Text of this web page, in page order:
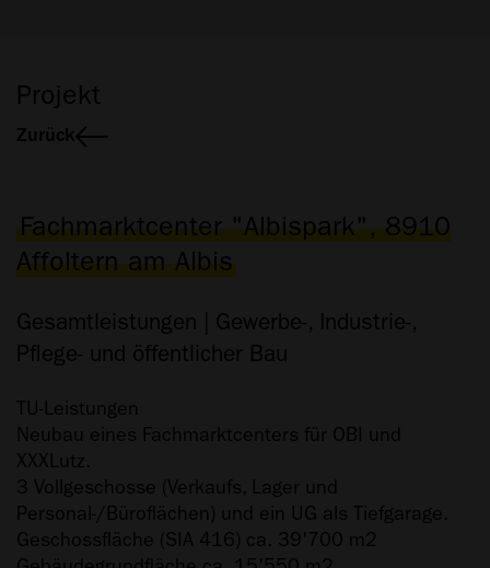
Projekt
Zurück
Fachmarktcenter "Albispark", 8910
Affoltern am Albis
Gesamtleistungen | Gewerbe-, Industrie-,
Pflege- und öffentlicher Bau
TU-Leistungen
Neubau eines Fachmarktcenters für OBI und
XXXLutz.
3 Vollgeschosse (Verkaufs, Lager und
Personal-/Büroflächen) und ein UG als Tiefgarage.
Geschossfläche (SIA 416) ca. 39'700 m2